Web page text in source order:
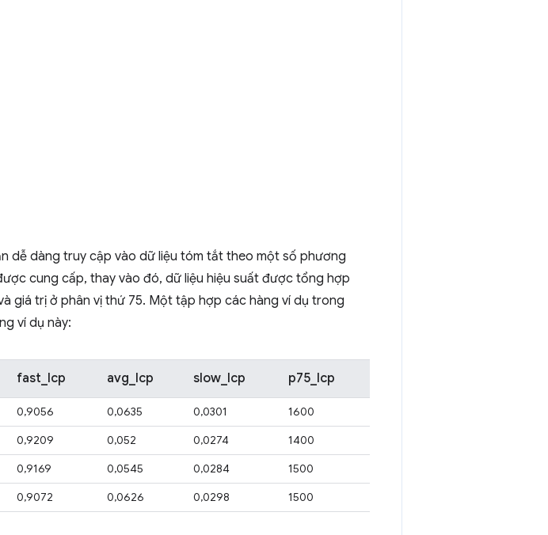
dễ dàng truy cập vào dữ liệu tóm tắt theo một số phương
cung cấp, thay vào đó, dữ liệu hiệu suất được tổng hợp
giá trị ở phân vị thứ 75. Một tập hợp các hàng ví dụ trong
ví dụ này:
fast_lcp avg_lcp slow_lcp p75_lcp
0,9056 0,0635 0,0301
1600
0,9209 0,052 0,0274
1400
0,9169 0,0545 0,0284
1500
0,9072 0,0626 0,0298 1500